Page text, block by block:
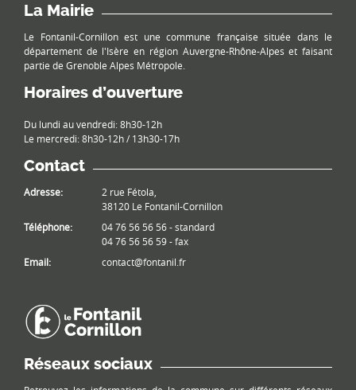
La Mairie
Le Fontanil-Cornillon est une commune française située dans le
département de l'Isère en région Auvergne-Rhône-Alpes et faisant
partie de Grenoble Alpes Métropole.
Horaires d’ouverture
Du lundi au vendredi: 8h30-12h
Le mercredi: 8h30-12h / 13h30-17h
Contact
Adresse:
2 rue Fétola,
38120 Le Fontanil-Cornillon
Téléphone:
04 76 56 56 56 - standard
04 76 56 56 59 - fax
Email:
contact@fontanil.fr
Réseaux sociaux